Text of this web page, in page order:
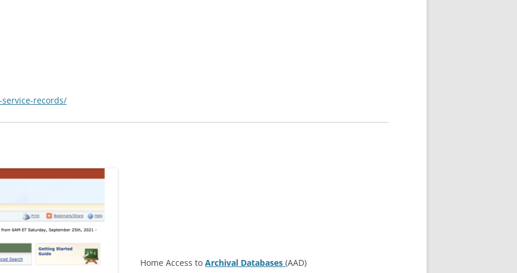
records/
Home Access toArchival Databases(AAD)